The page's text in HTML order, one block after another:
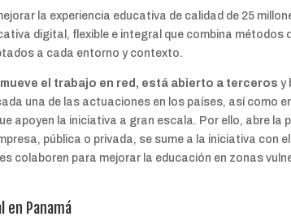
la experiencia educativa de calidad de 25
digital, flexible e integral que combina métodos
a cada entorno y contexto.
el trabajo en red, está abierto a terceros y
una de las actuaciones en los países, así como
apoyen la iniciativa a gran escala. Por ello, abre la
pública o privada, se sume a la iniciativa con
colaboren para mejorar la educación en zonas
en Panamá